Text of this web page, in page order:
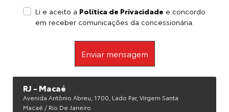
RJ - Macaé
Avenida Antônio Abreu, 1700, Lado Par, Virgem Santa
Macaé / Rio De Janeiro
Li e aceito a Política de Privacidade e concordo
em receber comunicações da concessionária.
Enviar mensagem